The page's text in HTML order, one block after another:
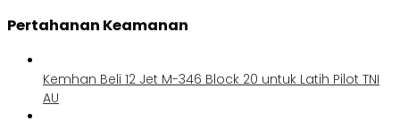
Pertahanan Keamanan
Kemhan Beli 12 Jet M-346 Block 20 untuk Latih Pilot TNI
AU